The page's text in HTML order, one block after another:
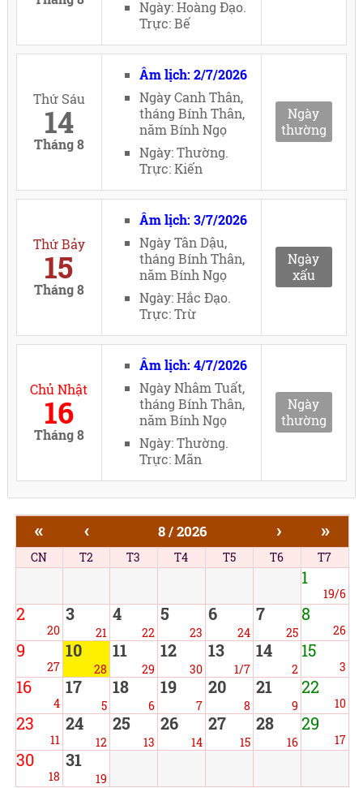
Ngày: Hoàng Đạo.
Trực: Bế
Thứ Sáu
14
Tháng 8
Âm lịch: 2/7/2026
Ngày Canh Thân,
tháng Bính Thân,
năm Bính Ngọ
Ngày: Thường.
Trực: Kiến
Ngày
thường
Thứ Bảy
15
Tháng 8
Âm lịch: 3/7/2026
Ngày Tân Dậu,
tháng Bính Thân,
năm Bính Ngọ
Ngày: Hắc Đạo.
Trực: Trừ
Ngày
xấu
Chủ Nhật
16
Tháng 8
Âm lịch: 4/7/2026
Ngày Nhâm Tuất,
tháng Bính Thân,
năm Bính Ngọ
Ngày: Thường.
Trực: Mãn
Ngày
thường
« ‹ 8 / 2026 › »
CN T2 T3 T4 T5 T6 T7
1
19/6
2
20
3
21
4
22
5
23
6
24
7
25
8
26
9
27
10
28
11
29
12
30
13
1/7
14
2
15
3
16
4
17
5
18
6
19
7
20
8
21
9
22
10
23
11
24
12
25
13
26
14
27
15
28
16
29
17
30
18
31
19